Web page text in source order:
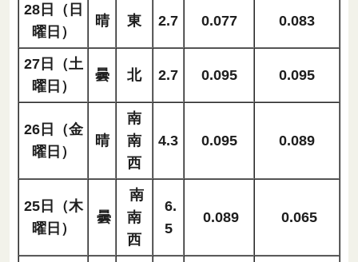
28日（日
曜日）
晴 東 2.7 0.077 0.083
27日（土
曜日）
曇 北 2.7 0.095 0.095
26日（金
曜日）
晴
南
南
西
4.3 0.095 0.089
25日（木
曜日）
曇
南
南
西
6.
5
0.089 0.065